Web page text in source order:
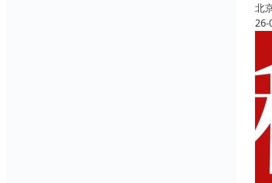
北
26-